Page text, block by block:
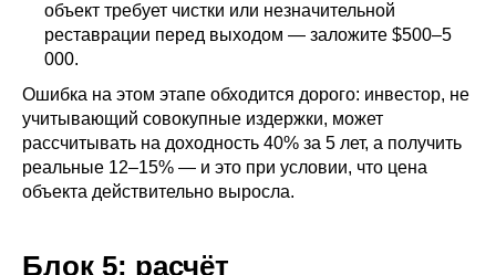
объект требует чистки или незначительной
реставрации перед выходом — заложите $500–5
000.
Ошибка на этом этапе обходится дорого: инвестор, не
учитывающий совокупные издержки, может
рассчитывать на доходность 40% за 5 лет, а получить
реальные 12–15% — и это при условии, что цена
объекта действительно выросла.
Блок 5: расчёт